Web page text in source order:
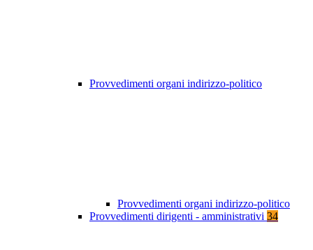
Provvedimenti organi indirizzo-politico
Provvedimenti organi indirizzo-politico
Provvedimenti dirigenti - amministrativi 34